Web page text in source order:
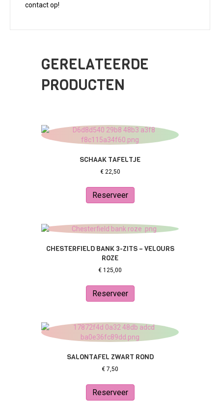
contact op!
GERELATEERDE
PRODUCTEN
SCHAAK TAFELTJE
€22,50
Reserveer
CHESTERFIELD BANK 3-ZITS – VELOURS
ROZE
€ 125,00
Reserveer
SALONTAFEL ZWART ROND
€ 7,50
Reserveer